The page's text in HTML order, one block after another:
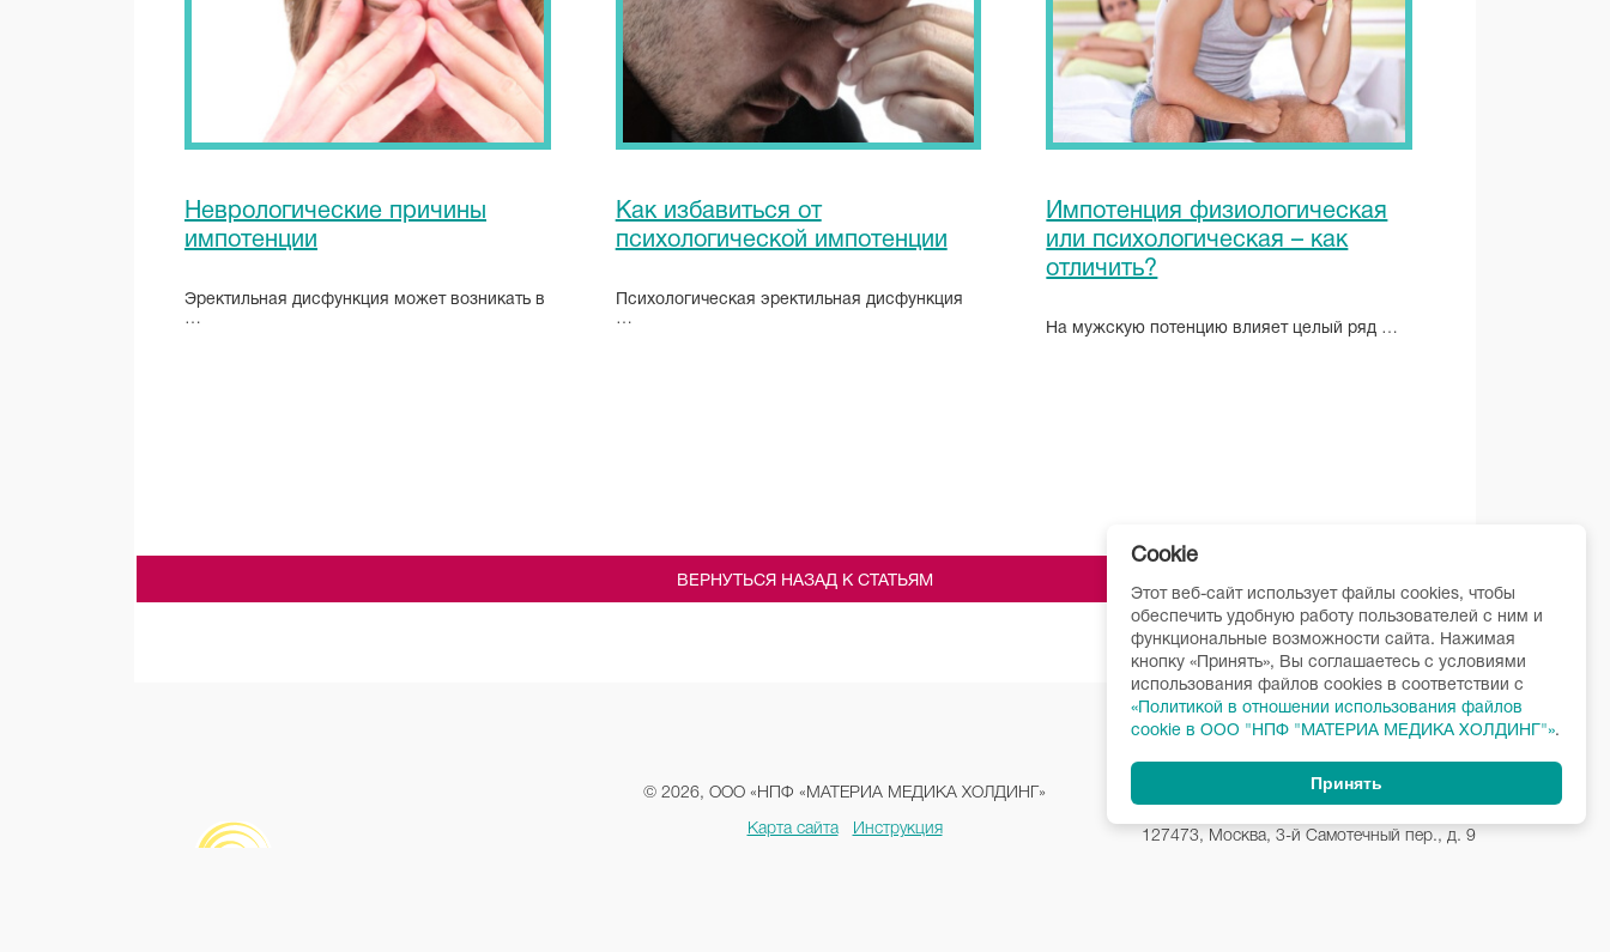
Неврологические причины
импотенции
Эректильная дисфункция может возникать в
…
Как избавиться от
психологической импотенции
Психологическая эректильная дисфункция
…
Импотенция физиологическая
или психологическая – как
отличить?
На мужскую потенцию влияет целый ряд …
ВЕРНУТЬСЯ НАЗАД К СТАТЬЯМ
© 2026, ООО «НПФ «МАТЕРИА МЕДИКА ХОЛДИНГ»
Карта сайта Инструкция
127473, Москва, 3-й Самотечный пер., д. 9
Cookie
Этот веб-сайт использует файлы cookies, чтобы
обеспечить удобную работу пользователей с ним и
функциональные возможности сайта. Нажимая
кнопку «Принять», Вы соглашаетесь с условиями
использования файлов cookies в соответствии c
«Политикой в отношении использования файлов
cookie в ООО "НПФ "МАТЕРИА МЕДИКА ХОЛДИНГ"».
Принять